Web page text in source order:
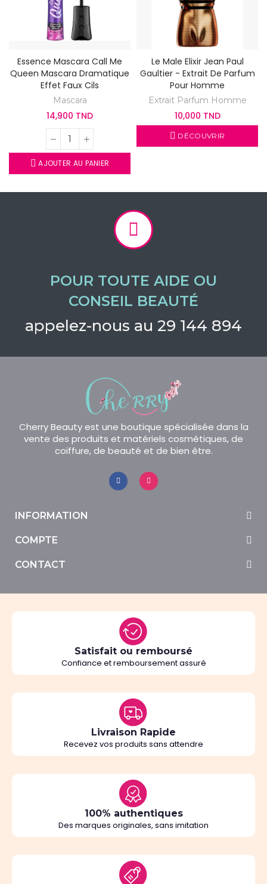
Essence Mascara Call Me
Queen Mascara Dramatique
Effet Faux Cils
Mascara
14,900 TND
AJOUTER AU PANIER
Le Male Elixir Jean Paul
Gaultier - Extrait De Parfum
Pour Homme
Extrait Parfum Homme
10,000 TND
DÉCOUVRIR
POUR TOUTE AIDE OU
CONSEIL BEAUTÉ
appelez-nous au 29 144 894
Cherry Beauty est une boutique spécialisée dans la
vente des produits et matériels cosmétiques, de
coiffure, de beauté et de bien être.
INFORMATION
COMPTE
CONTACT
Satisfait ou remboursé
Confiance et remboursement assuré
Livraison Rapide
Recevez vos produits sans attendre
100% authentiques
Des marques originales, sans imitation